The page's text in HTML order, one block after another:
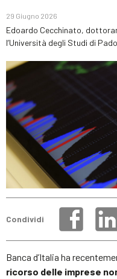
29 Giugno 2026
Edoardo Cecchinato,
l’Università degli Studi di
Condividi
Banca d’Italia ha
ricorso delle imprese